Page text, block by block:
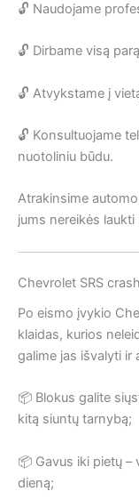
🔓 Naudojame
🔓 Dirbame visą
🔓 Atvykstame į
🔓 Konsultuojame
nuotoliniu būdu.
Atrakinsime
jums nereikės laukti
Chevrolet SRS
Po eismo įvykio
klaidas, kurios
galime jas išvalyti ir
📦 Blokus galite
kitą siuntų tarnybą;
📦 Gavus iki pietų –
dieną;